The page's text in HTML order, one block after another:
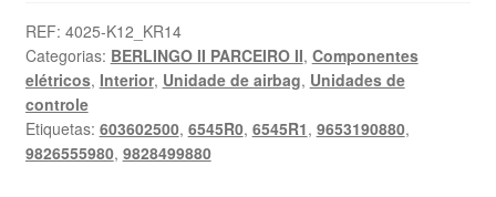
Airbag
Citroën
Peugeot
9653190880
603602500
REF: 4025-K12_KR14
Categorias: BERLINGO II PARCEIRO II, Componentes
elétricos, Interior, Unidade de airbag, Unidades de
controle
Etiquetas: 603602500, 6545R0, 6545R1, 9653190880,
9826555980, 9828499880